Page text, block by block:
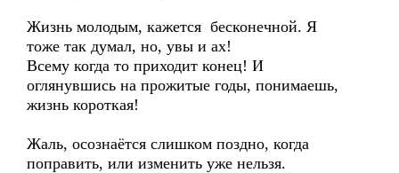
Жизнь молодым, кажется бесконечной. Я
тоже так думал, но, увы и ах!
Всему когда то приходит конец! И
оглянувшись на прожитые годы, понимаешь,
жизнь короткая!
Жаль, осознаётся слишком поздно, когда
поправить, или изменить уже нельзя.